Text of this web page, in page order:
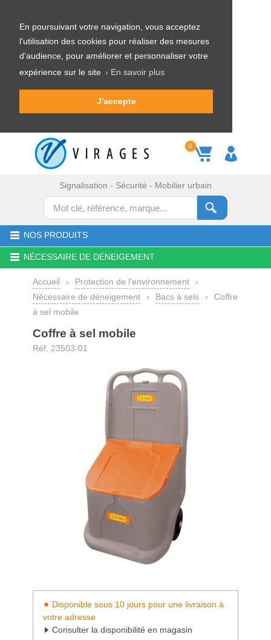
En poursuivant votre navigation, vous acceptez
l'utilisation des cookies pour réaliser des mesures
d'audience, pour améliorer et personnaliser votre
expérience sur le site › En savoir plus
J'accepte
0
Signalisation - Sécurité - Mobilier urbain
NOS PRODUITS
NÉCESSAIRE DE DÉNEIGEMENT
Accueil › Protection de l'environnement
›
Nécessaire de déneigement
› Bacs à sels ›
Coffre
à sel mobile
Coffre à sel mobile
Réf. 23503-01
Disponible sous 10 jours pour une livraison à
votre adresse
Consulter la disponibilité en magasin